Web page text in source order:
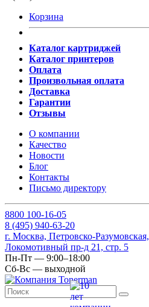
Корзина
Каталог картриджей
Каталог принтеров
Оплата
Произвольная оплата
Доставка
Гарантии
Отзывы
О компании
Качество
Новости
Блог
Контакты
Письмо директору
8800 100-16-05
8 (495) 940-63-20
г. Москва, Петровско-Разумовская,
Локомотивный пр-д 21, стр. 5
Пн-Пт — 9:00–18:00
Сб-Вс — выходной